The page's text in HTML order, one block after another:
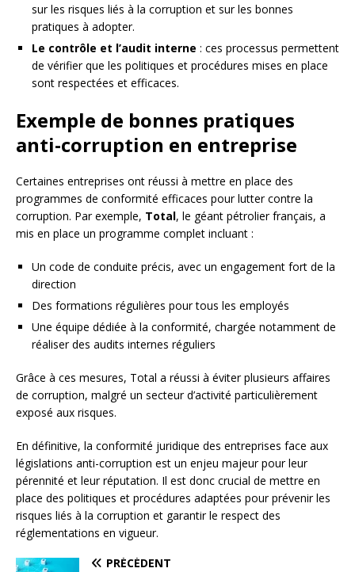
sur les risques liés à la corruption et sur les bonnes
pratiques à adopter.
Le contrôle et l’audit interne : ces processus permettent
de vérifier que les politiques et procédures mises en place
sont respectées et efficaces.
Exemple de bonnes pratiques
anti-corruption en entreprise
Certaines entreprises ont réussi à mettre en place des
programmes de conformité efficaces pour lutter contre la
corruption. Par exemple, Total, le géant pétrolier français, a
mis en place un programme complet incluant :
Un code de conduite précis, avec un engagement fort de la
direction
Des formations régulières pour tous les employés
Une équipe dédiée à la conformité, chargée notamment de
réaliser des audits internes réguliers
Grâce à ces mesures, Total a réussi à éviter plusieurs affaires
de corruption, malgré un secteur d’activité particulièrement
exposé aux risques.
En définitive, la conformité juridique des entreprises face aux
législations anti-corruption est un enjeu majeur pour leur
pérennité et leur réputation. Il est donc crucial de mettre en
place des politiques et procédures adaptées pour prévenir les
risques liés à la corruption et garantir le respect des
réglementations en vigueur.
PRÉCÉDENT